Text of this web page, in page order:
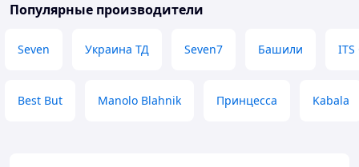
дуже
Популярные производители
Seven Украина ТД Seven7 Башили ITS
Best But Manolo Blahnik Принцесса Kabala